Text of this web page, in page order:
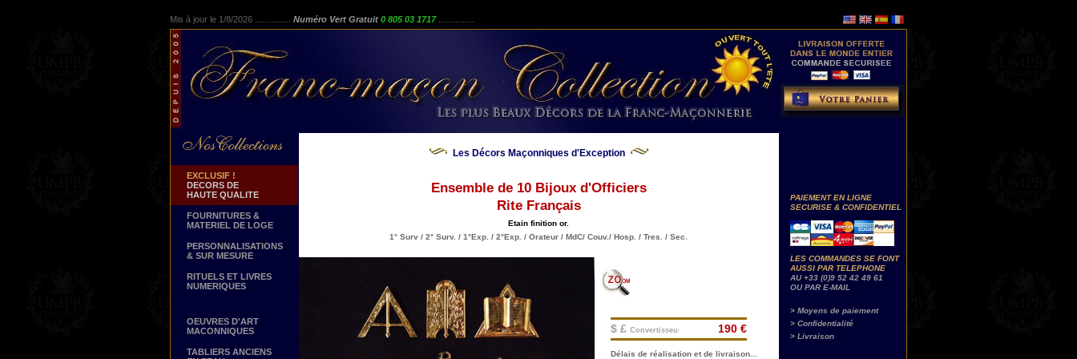
Mis à jour le 1/8/2026 ............... Numéro Vert Gratuit 0 805 03 1717
EXCLUSIF !
DECORS DE
HAUTE QUALITE
FOURNITURES &
MATERIEL DE LOGE
PERSONNALISATIONS
& SUR MESURE
RITUELS ET LIVRES
NUMERIQUES
OEUVRES D'ART
MACONNIQUES
TABLIERS ANCIENS
Les Décors Maçonniques d'Exception
Ensemble de 10 Bijoux d'Officiers
Rite Français
Etain finition or.
1° Surv / 2° Surv. / 1°Exp. / 2°Exp. / Orateur / MdC/ Couv./ Hosp. / Tres. / Sec.
$ £ Convertisseur.
Délais de réalisation et de livraison...
190 €
PAIEMENT EN LIGNE
SECURISE & CONFIDENTIEL
LES COMMANDES SE FONT
AUSSI PAR TELEPHONE
AU +33 (0)9 52 42 49 61
OU PAR E-MAIL
> Moyens de paiement
> Confidentialité
> Livraison